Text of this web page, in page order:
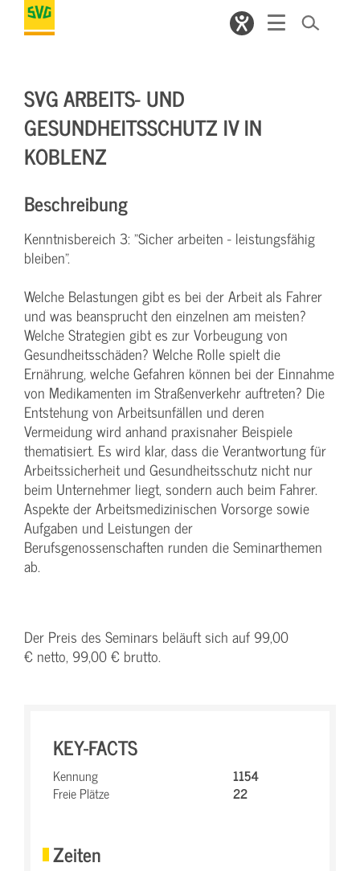
SVG ARBEITS- UND
GESUNDHEITSSCHUTZ IV IN
KOBLENZ
Beschreibung
Kenntnisbereich 3: "Sicher arbeiten - leistungsfähig
bleiben".
Welche Belastungen gibt es bei der Arbeit als Fahrer
und was beansprucht den einzelnen am meisten?
Welche Strategien gibt es zur Vorbeugung von
Gesundheitsschäden? Welche Rolle spielt die
Ernährung, welche Gefahren können bei der Einnahme
von Medikamenten im Straßenverkehr auftreten? Die
Entstehung von Arbeitsunfällen und deren
Vermeidung wird anhand praxisnaher Beispiele
thematisiert. Es wird klar, dass die Verantwortung für
Arbeitssicherheit und Gesundheitsschutz nicht nur
beim Unternehmer liegt, sondern auch beim Fahrer.
Aspekte der Arbeitsmedizinischen Vorsorge sowie
Aufgaben und Leistungen der
Berufsgenossenschaften runden die Seminarthemen
ab.
Der Preis des Seminars beläuft sich auf 99,00
€ netto, 99,00 € brutto.
KEY-FACTS
Kennung
1154
Freie Plätze
22
Zeiten